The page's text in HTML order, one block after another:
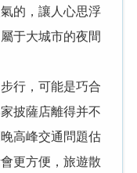
的，讓人心思浮
于大城市的夜間
行，可能是巧合
披薩店離得并不
高峰交通問題估
更方便，旅遊散